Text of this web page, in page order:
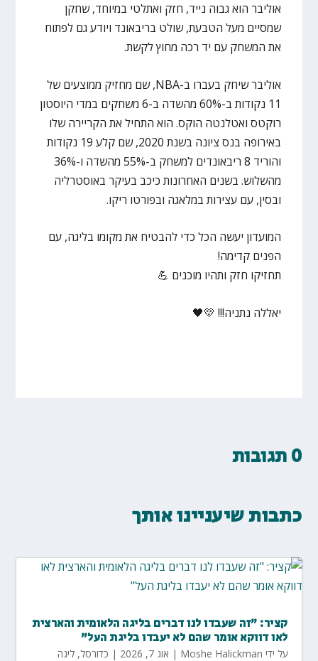
אוליבר הוא גבוה נייד, חזק ואתלטי במיוחד, שחקן
שמסיים מעל הטבעת, שולט בריבאונד ויודע גם לפתוח
את המשחק עם יד רכה מחוץ לקשת.
אוליבר שיחק בעברו ב-NBA, שם מחזיק ממוצעים של
11 נקודות ב-60% מהשדה ב-6 משחקים במדי היוסטון
רוקטס ואטלנטה הוקס. הוא התחיל את הקריירה שלו
באירופה בנס ציונה בשנת 2020, שם קלע 19 נקודות
והוריד 8 ריבאונדים למשחק ב-55% מהשדה ו-36%
מהשלוש. בשנים האחרונות כיכב בעיקר באוסטרליה
ובסין, עם עצירות במלאגה ובפורטו ריקו.
המועדון יעשה הכל כדי להבטיח את מקומו בליגה, עם
הפנים קדימה!
תחזיקו חזק ותהיו מוכנים 💪
יאללה נתניה!!! 💛🖤
0 תגובות
כתבות שיעניינו אותך
קציר: "זה שעבדו לנו דברים בליגה הלאומית והארצית
לאו דווקא אומר שהם לא יעבדו בליגת העל"
על ידי Moshe Halickman
| אוג 7, 2026 | כדורסל,ליגה